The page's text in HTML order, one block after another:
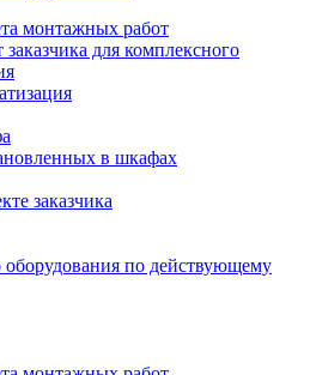
монтажных работ
для комплексного
в шкафах
заказчика
по действующему